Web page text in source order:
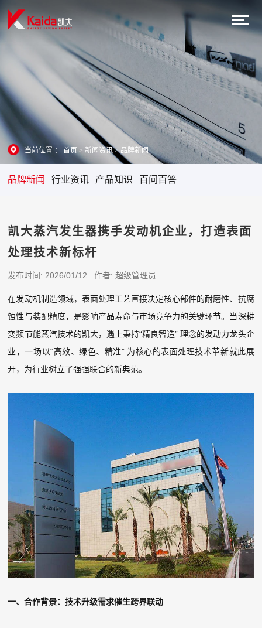
当前位置 ：首页>新闻资讯>品牌新闻
品牌新闻 行业资讯 产品知识 百问百答
凯大蒸汽发生器携手发动机企业，打造表面
处理技术新标杆
发布时间: 2026/01/12 作者: 超级管理员
在发动机制造领域，表面处理工艺直接决定核心部件的耐磨性、抗腐
蚀性与装配精度，是影响产品寿命与市场竞争力的关键环节。当深耕
变频节能蒸汽技术的凯大，遇上秉持“精良智造” 理念的发动力龙头企
业，一场以“高效、绿色、精准” 为核心的表面处理技术革新就此展
开，为行业树立了强强联合的新典范。
一、合作背景：技术升级需求催生跨界联动